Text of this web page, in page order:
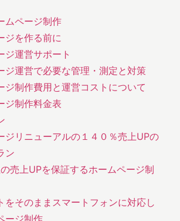
ムページ制作
ジを作る前に
ジ運営サポート
ジ運営で必要な管理・測定と対策
ジ制作費用と運営コストについて
ジ制作料金表
ジリニューアルの１４０％売上UPの
ン
売上UPを保証するホームページ制
をそのままスマートフォンに対応し